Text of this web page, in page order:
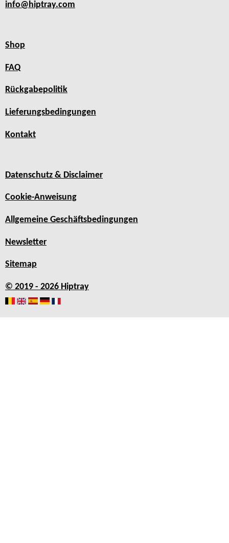
info@hiptray.com
Shop
FAQ
Rückgabepolitik
Lieferungsbedingungen
Kontakt
Datenschutz & Disclaimer
Cookie-Anweisung
Allgemeine Geschäftsbedingungen
Newsletter
Sitemap
© 2019 - 2026 Hiptray